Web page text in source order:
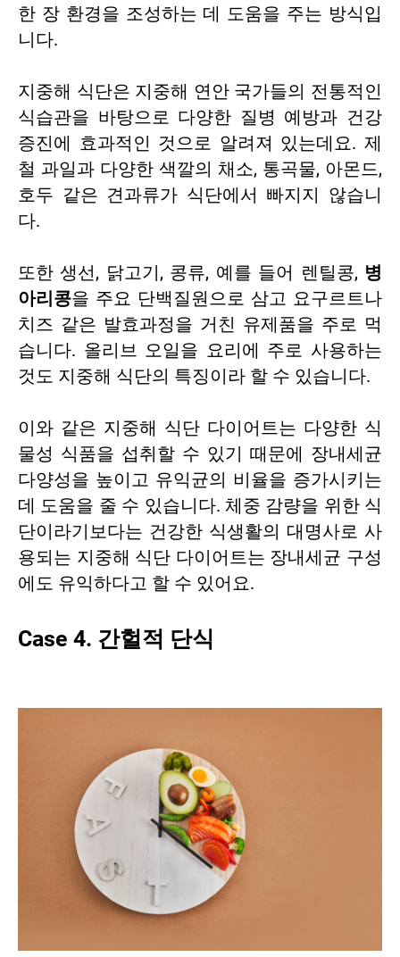
한 장 환경을 조성하는 데 도움을 주는 방식입
니다.
지중해 식단은 지중해 연안 국가들의 전통적인
식습관을 바탕으로 다양한 질병 예방과 건강
증진에 효과적인 것으로 알려져 있는데요. 제
철 과일과 다양한 색깔의 채소, 통곡물, 아몬드,
호두 같은 견과류가 식단에서 빠지지 않습니
다.
또한 생선, 닭고기, 콩류, 예를 들어 렌틸콩, 병
아리콩을 주요 단백질원으로 삼고 요구르트나
치즈 같은 발효과정을 거친 유제품을 주로 먹
습니다. 올리브 오일을 요리에 주로 사용하는
것도 지중해 식단의 특징이라 할 수 있습니다.
이와 같은 지중해 식단 다이어트는 다양한 식
물성 식품을 섭취할 수 있기 때문에 장내세균
다양성을 높이고 유익균의 비율을 증가시키는
데 도움을 줄 수 있습니다. 체중 감량을 위한 식
단이라기보다는 건강한 식생활의 대명사로 사
용되는 지중해 식단 다이어트는 장내세균 구성
에도 유익하다고 할 수 있어요.
Case 4. 간헐적 단식